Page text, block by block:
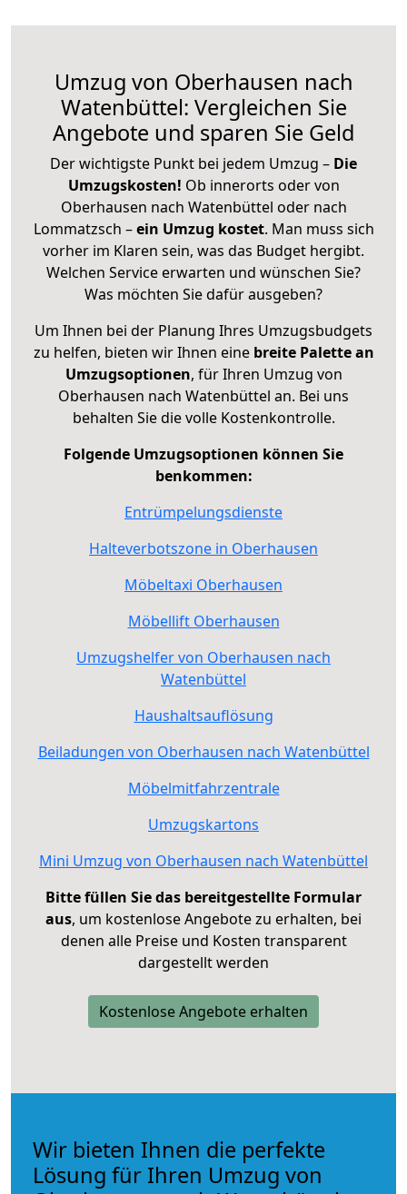
Umzug von Oberhausen nach
Watenbüttel: Vergleichen Sie
Angebote und sparen Sie Geld
Der wichtigste Punkt bei jedem Umzug – Die
Umzugskosten! Ob innerorts oder von
Oberhausen nach Watenbüttel oder nach
Lommatzsch –ein Umzug kostet. Man muss sich
vorher im Klaren sein, was das Budget hergibt.
Welchen Service erwarten und wünschen Sie?
Was möchten Sie dafür ausgeben?
Um Ihnen bei der Planung Ihres Umzugsbudgets
zu helfen, bieten wir Ihnen eine breite Palette an
Umzugsoptionen, für Ihren Umzug von
Oberhausen nach Watenbüttel an. Bei uns
behalten Sie die volle Kostenkontrolle.
Folgende Umzugsoptionen können Sie
benkommen:
Entrümpelungsdienste
Halteverbotszone in Oberhausen
Möbeltaxi Oberhausen
Möbellift Oberhausen
Umzugshelfer von Oberhausen nach
Watenbüttel
Haushaltsauflösung
Beiladungen von Oberhausen nach Watenbüttel
Möbelmitfahrzentrale
Umzugskartons
Mini Umzug von Oberhausen nach Watenbüttel
Bitte füllen Sie das bereitgestellte Formular
aus, um kostenlose Angebote zu erhalten, bei
denen alle Preise und Kosten transparent
dargestellt werden
Kostenlose Angebote erhalten
Wir bieten Ihnen die perfekte
Lösung für Ihren Umzug von